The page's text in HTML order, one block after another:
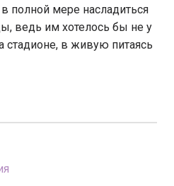
полной мере насладиться
ведь им хотелось бы не у
стадионе, в живую питаясь